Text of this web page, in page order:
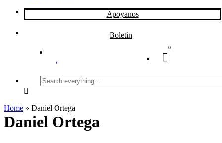
Apoyanos
Boletin
0
Search
everything...
Home » Daniel Ortega
Daniel Ortega